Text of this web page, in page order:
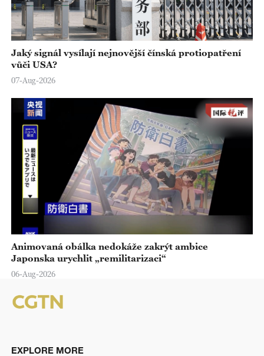
Jaký signál vysílají nejnovější čínská protiopatření
vůči USA?
07-Aug-2026
Animovaná obálka nedokáže zakrýt ambice
Japonska urychlit „remilitarizaci“
06-Aug-2026
EXPLORE MORE